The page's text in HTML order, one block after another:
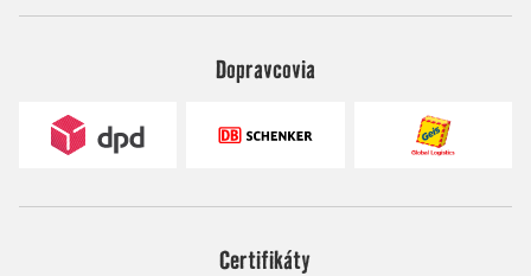
Dopravcovia
Certifikáty